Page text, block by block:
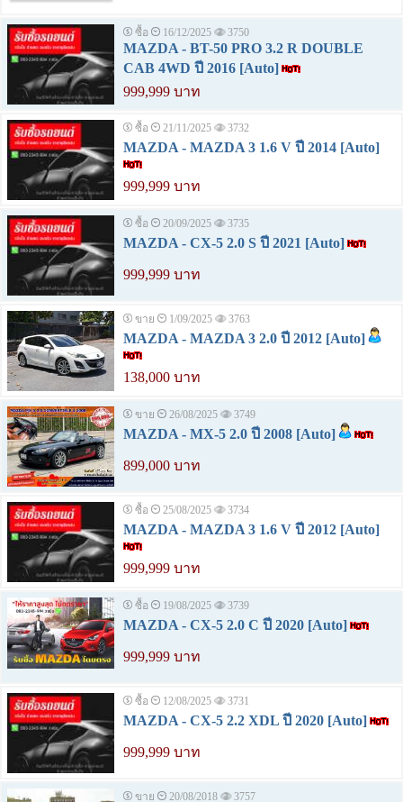
ซื้อ 16/12/2025 3750
MAZDA - BT-50 PRO 3.2 R DOUBLE
CAB 4WD ปี 2016 [Auto]
999,999 บาท
ซื้อ 21/11/2025 3732
MAZDA - MAZDA 3 1.6 V ปี 2014 [Auto]
999,999 บาท
ซื้อ 20/09/2025 3735
MAZDA - CX-5 2.0 S ปี 2021 [Auto]
999,999 บาท
ขาย 1/09/2025 3763
MAZDA - MAZDA 3 2.0 ปี 2012 [Auto]
138,000 บาท
ขาย 26/08/2025 3749
MAZDA - MX-5 2.0 ปี 2008 [Auto]
899,000 บาท
ซื้อ 25/08/2025 3734
MAZDA - MAZDA 3 1.6 V ปี 2012 [Auto]
999,999 บาท
ซื้อ 19/08/2025 3739
MAZDA - CX-5 2.0 C ปี 2020 [Auto]
999,999 บาท
ซื้อ 12/08/2025 3731
MAZDA - CX-5 2.2 XDL ปี 2020 [Auto]
999,999 บาท
ขาย 20/08/2018 3757